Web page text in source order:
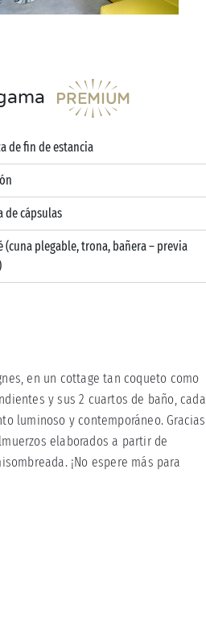
de fin de estancia
de cápsulas
(cuna plegable, trona, bañera – previa
en un cottage tan coqueto como
y sus 2 cuartos de baño, cada
luminoso y contemporáneo. Gracias
elaborados a partir de
¡No espere más para